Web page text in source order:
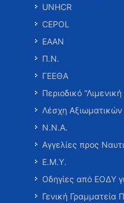
UNHCR
CEPOL
ΕΑΑΝ
Π.Ν.
ΓΕΕΘΑ
Περιοδικό
Λέσχη Αξιωματικών
Ν.Ν.Α.
Αγγελίες προς
Ε.Μ.Υ.
Οδηγίες από ΕΟΔΥ
Γενική Γραμματεία